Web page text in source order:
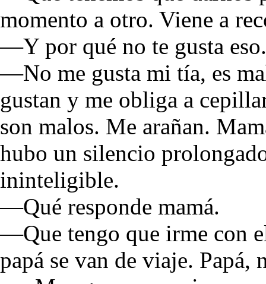
momento a otro. Viene a
—Y por qué no te gusta eso.
—No me gusta mi tía, es
gustan y me obliga a
son malos. Me arañan.
hubo un silencio
ininteligible.
—Qué responde mamá.
—Que tengo que irme con
papá se van de viaje.